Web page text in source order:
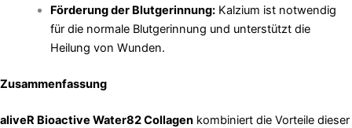
Förderung der Blutgerinnung:Kalzium ist notwendig
für die normale Blutgerinnung und unterstützt die
Heilung von Wunden.
Zusammenfassung
aliveR Bioactive Water82 Collagen kombiniert die Vorteile dieser